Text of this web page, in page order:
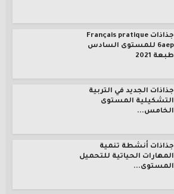
جذاذات Français pratique
6aep للمستوى السادس
طبعة 2021
جذاذات الجديد في التربية
التشكيلية المستوى
الخامس...
جذاذات أنشطة تنمية
المهارات الحياتية للتحميل
المستوى...